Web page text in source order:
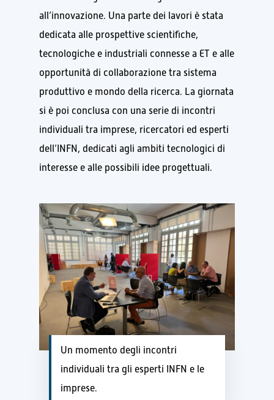
all’innovazione. Una parte dei lavori è stata
dedicata alle prospettive scientifiche,
tecnologiche e industriali connesse a ET e alle
opportunità di collaborazione tra sistema
produttivo e mondo della ricerca. La giornata
si è poi conclusa con una serie di incontri
individuali tra imprese, ricercatori ed esperti
dell’INFN, dedicati agli ambiti tecnologici di
interesse e alle possibili idee progettuali.
Un momento degli incontri
individuali tra gli esperti INFN e le
imprese.